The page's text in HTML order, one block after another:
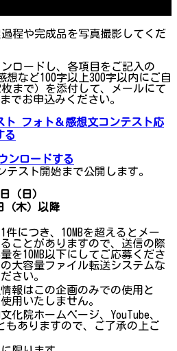
程や完成品を写真撮影してくだ
ロードし、各項目をご記入の
想など100字以上300字以内にご自
まで）を添付して、メールにて
までお申込みください。
ト フォト＆感想文コンテスト応
る
ロードする
スト開始まで公開します。
（日）
（木）以降
につき、10MBを超えるとメー
ことがありますので、送信の際
を10MB以下にしてご応募くださ
大容量ファイル転送システムな
さい。
報はこの企画のみでの使用と
用いたしません。
化院ホームページ、YouTube、
もありますので、ご了承の上ご